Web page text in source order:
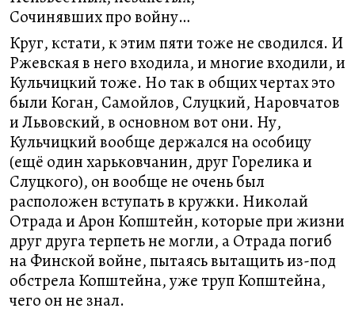
Сочинявших про войну…
Круг, кстати, к этим пяти тоже не сводился. И
Ржевская в него входила, и многие входили, и
Кульчицкий тоже. Но так в общих чертах это
были Коган, Самойлов, Слуцкий, Наровчатов
и Львовский, в основном вот они. Ну,
Кульчицкий вообще держался на особицу
(ещё один харьковчанин, друг Горелика и
Слуцкого), он вообще не очень был
расположен вступать в кружки. Николай
Отрада и Арон Копштейн, которые при жизни
друг друга терпеть не могли, а Отрада погиб
на Финской войне, пытаясь вытащить из-под
обстрела Копштейна, уже труп Копштейна,
чего он не знал.